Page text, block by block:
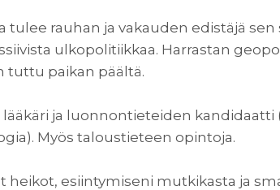
tulee rauhan ja vakauden edistäjä
ulkopolitiikkaa. Harrastan
tuttu paikan päältä.
ja luonnontieteiden kandidaatti
Myös taloustieteen opintoja.
heikot, esiintymiseni mutkikasta ja